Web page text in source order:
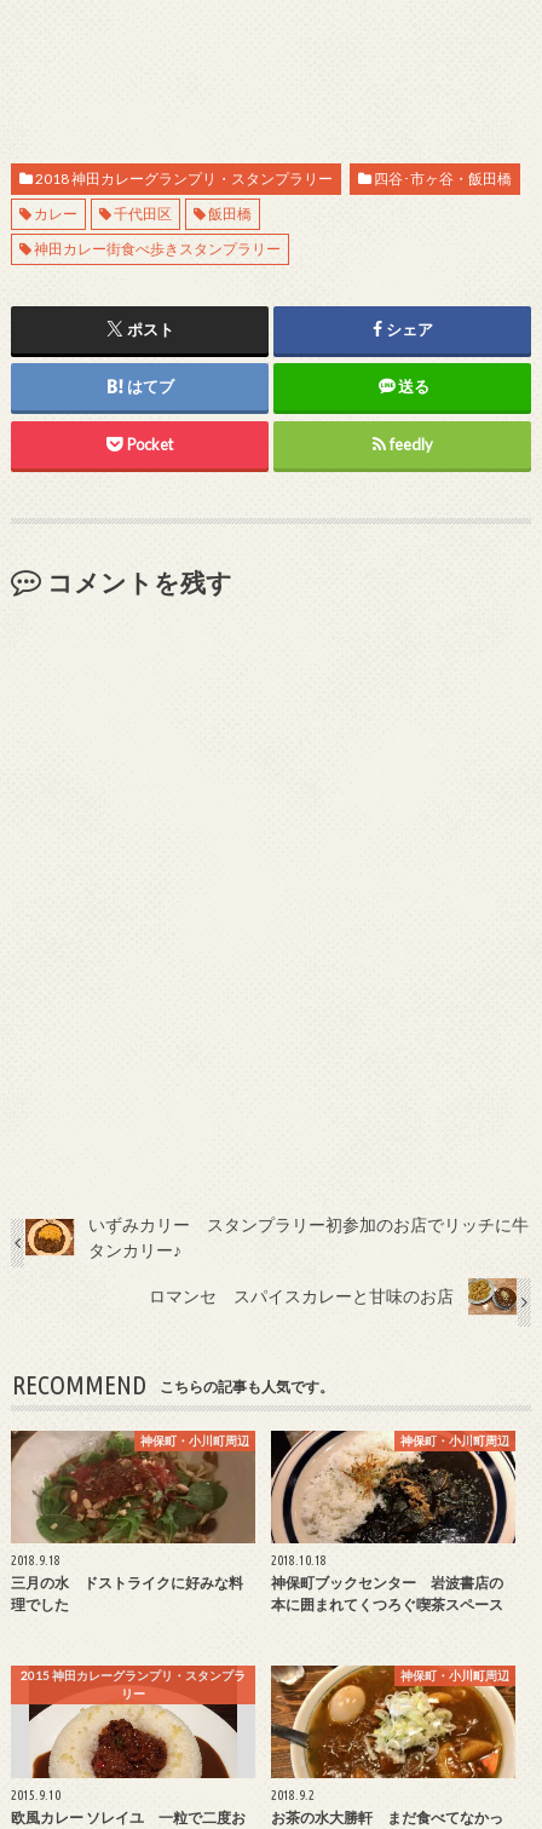
2018 神田カレーグランプリ・スタンプラリー
四谷･市ヶ谷・飯田橋
カレー
千代田区
飯田橋
神田カレー街食べ歩きスタンプラリー
ポスト シェア
はてブ 送る
Pocket feedly
コメントを残す
いずみカリー スタンプラリー初参加のお店でリッチに牛
タンカリー♪
ロマンセ スパイスカレーと甘味のお店
RECOMMEND こちらの記事も人気です。
神保町・小川町周辺
2018.9.18
三月の水 ドストライクに好みな料
理でした
神保町・小川町周辺
2018.10.18
神保町ブックセンター 岩波書店の
本に囲まれてくつろぐ喫茶スペース
2015 神田カレーグランプリ・スタンプラ
リー
2015.9.10
欧風カレー ソレイユ 一粒で二度お
神保町・小川町周辺
2018.9.2
お茶の水大勝軒 まだ食べてなかっ